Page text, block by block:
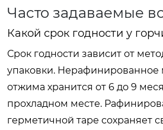
Часто задаваемые
Какой срок годности у
Срок годности зависит от
упаковки. Нерафинированное
отжима хранится от 6 до 9
прохладном месте.
герметичной таре сохраняет